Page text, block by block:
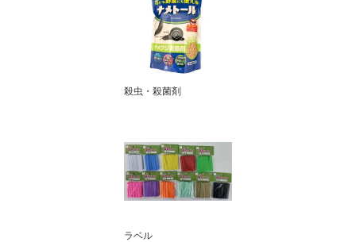
殺虫・殺菌剤
ラベル